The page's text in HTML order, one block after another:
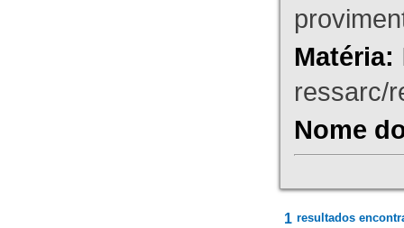
Matéria:
ressarc/
Nome
1 resultados